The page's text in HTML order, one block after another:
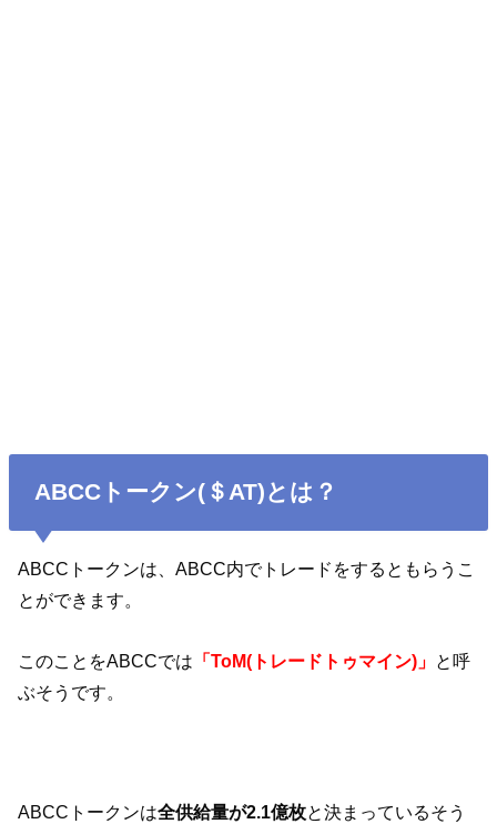
ABCCトークン(＄AT)とは？
ABCCトークンは、ABCC内でトレードをするともらうこ
とができます。
このことをABCCでは 「ToM(トレードトゥマイン)」 と呼
ぶそうです。
ABCCトークンは全供給量が2.1億枚と決まっているそう